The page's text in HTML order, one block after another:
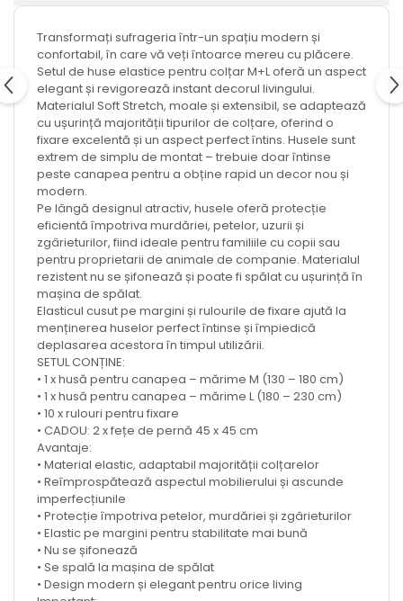
Transformați sufrageria într-un spațiu modern și
confortabil, în care vă veți întoarce mereu cu plăcere.
Setul de huse elastice pentru colțar M+L oferă un aspect
elegant și revigorează instant decorul livingului.
Materialul Soft Stretch, moale și extensibil, se adaptează
cu ușurință majorității tipurilor de colțare, oferind o
fixare excelentă și un aspect perfect întins. Husele sunt
extrem de simplu de montat – trebuie doar întinse
peste canapea pentru a obține rapid un decor nou și
modern.
Pe lângă designul atractiv, husele oferă protecție
eficientă împotriva murdăriei, petelor, uzurii și
zgârieturilor, fiind ideale pentru familiile cu copii sau
pentru proprietarii de animale de companie. Materialul
rezistent nu se șifonează și poate fi spălat cu ușurință în
mașina de spălat.
Elasticul cusut pe margini și rulourile de fixare ajută la
menținerea huselor perfect întinse și împiedică
deplasarea acestora în timpul utilizării.
SETUL CONȚINE:
• 1 x husă pentru canapea – mărime M (130 – 180 cm)
• 1 x husă pentru canapea – mărime L (180 – 230 cm)
• 10 x rulouri pentru fixare
• CADOU: 2 x fețe de pernă 45 x 45 cm
Avantaje:
• Material elastic, adaptabil majorității colțarelor
• Reîmprospătează aspectul mobilierului și ascunde
imperfecțiunile
• Protecție împotriva petelor, murdăriei și zgârieturilor
• Elastic pe margini pentru stabilitate mai bună
• Nu se șifonează
• Se spală la mașina de spălat
• Design modern și elegant pentru orice living